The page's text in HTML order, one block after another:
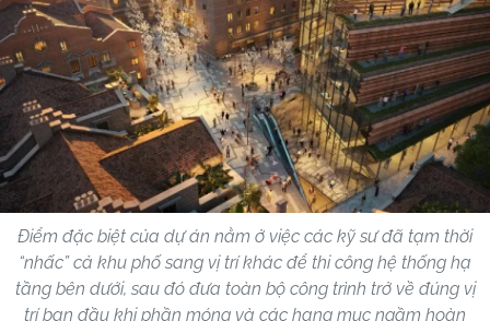
Điểm đặc biệt của dự án nằm ở việc các kỹ sư đã tạm thời
“nhấc” cả khu phố sang vị trí khác để thi công hệ thống hạ
tầng bên dưới, sau đó đưa toàn bộ công trình trở về đúng vị
trí ban đầu khi phần móng và các hạng mục ngầm hoàn